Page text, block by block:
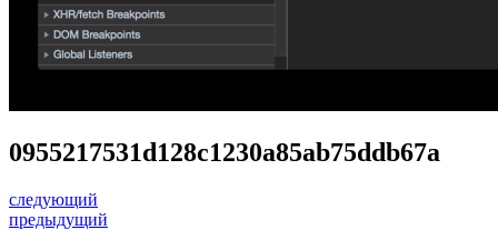
0955217531d128c1230a85ab75ddb67a
следующий
предыдущий